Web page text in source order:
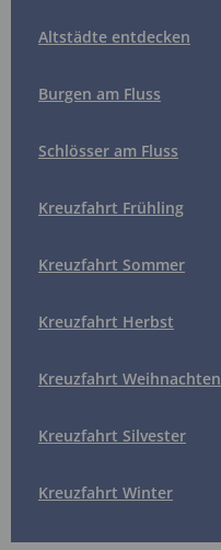
Altstädte entdecken
Burgen am Fluss
Schlösser am Fluss
Kreuzfahrt Frühling
Kreuzfahrt Sommer
Kreuzfahrt Herbst
Kreuzfahrt Weihnachten
Kreuzfahrt Silvester
Kreuzfahrt Winter